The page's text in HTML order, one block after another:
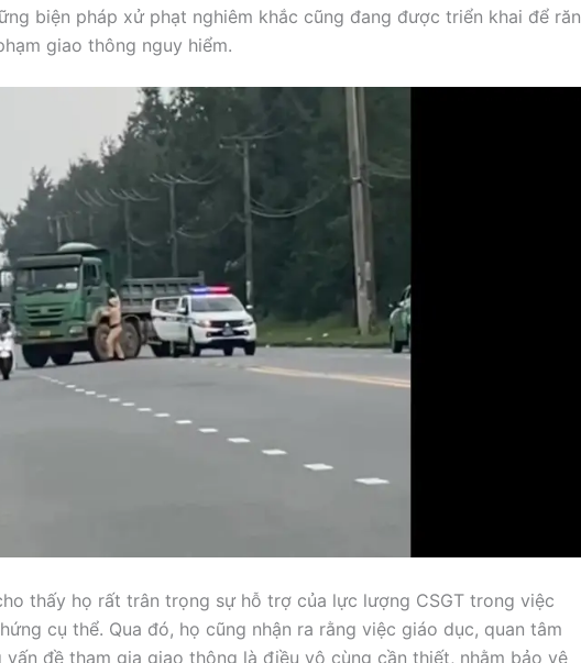
biện pháp xử phạt nghiêm khắc cũng đang được triển khai để răn
giao thông nguy hiểm.
thấy họ rất trân trọng sự hỗ trợ của lực lượng CSGT trong việc
cụ thể. Qua đó, họ cũng nhận ra rằng việc giáo dục, quan tâm
đề tham gia giao thông là điều vô cùng cần thiết, nhằm bảo vệ